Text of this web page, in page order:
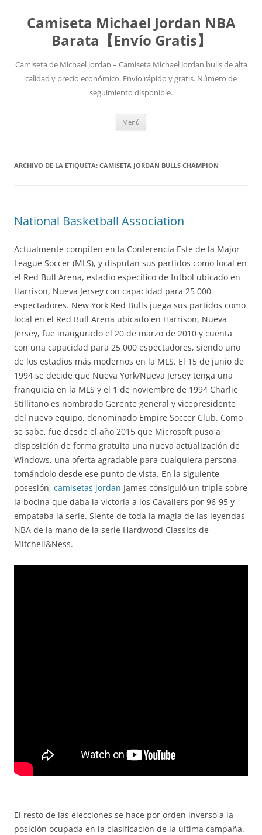
Camiseta Michael Jordan NBA
Barata【Envío Gratis】
Camiseta de Michael Jordan – Camiseta Michael Jordan bulls de alta
calidad y precio económico. Envío rápido y gratis. Número de
seguimiento disponible.
Menú
ARCHIVO DE LA ETIQUETA: CAMISETA JORDAN BULLS CHAMPION
National Basketball Association
Actualmente compiten en la Conferencia Este de la Major
League Soccer (MLS), y disputan sus partidos como local en
el Red Bull Arena, estadio especifico de futbol ubicado en
Harrison, Nueva Jersey con capacidad para 25 000
espectadores. New York Red Bulls juega sus partidos como
local en el Red Bull Arena ubicado en Harrison, Nueva
Jersey, fue inaugurado el 20 de marzo de 2010 y cuenta
con una capacidad para 25 000 espectadores, siendo uno
de los estadios más modernos en la MLS. El 15 de junio de
1994 se decide que Nueva York/Nueva Jersey tenga una
franquicia en la MLS y el 1 de noviembre de 1994 Charlie
Stillitano es nombrado Gerente general y vicepresidente
del nuevo equipo, denominado Empire Soccer Club. Como
se sabe, fue desde el año 2015 que Microsoft puso a
disposición de forma gratuita una nueva actualización de
Windows, una oferta agradable para cualquiera persona
tomándolo desde ese punto de vista. En la siguiente
posesión, camisetas jordan James consiguió un triple sobre
la bocina que daba la victoria a los Cavaliers por 96-95 y
empataba la serie. Siente de toda la magia de las leyendas
NBA de la mano de la serie Hardwood Classics de
Mitchell&Ness.
El resto de las elecciones se hace por orden inverso a la
posición ocupada en la clasificación de la última campaña.